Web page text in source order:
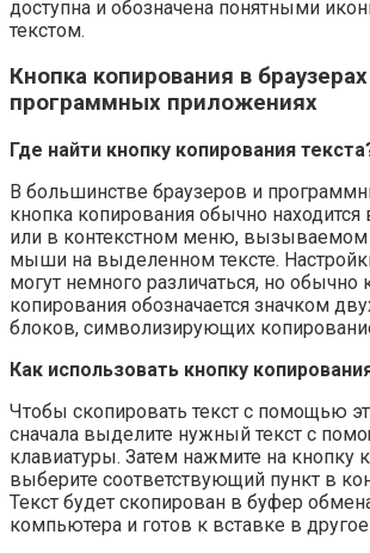
доступна и обозначена понятными
текстом.
Кнопка копирования в
программных приложениях
Где найти кнопку копирования
В большинстве браузеров и
кнопка копирования обычно
или в контекстном меню,
мыши на выделенном тексте.
могут немного различаться, но обычно
копирования обозначается значком
блоков, символизирующих
Как использовать кнопку
Чтобы скопировать текст с помощью
сначала выделите нужный текст с
клавиатуры. Затем нажмите на кнопку
выберите соответствующий пункт в
Текст будет скопирован в буфер
компьютера и готов к вставке в